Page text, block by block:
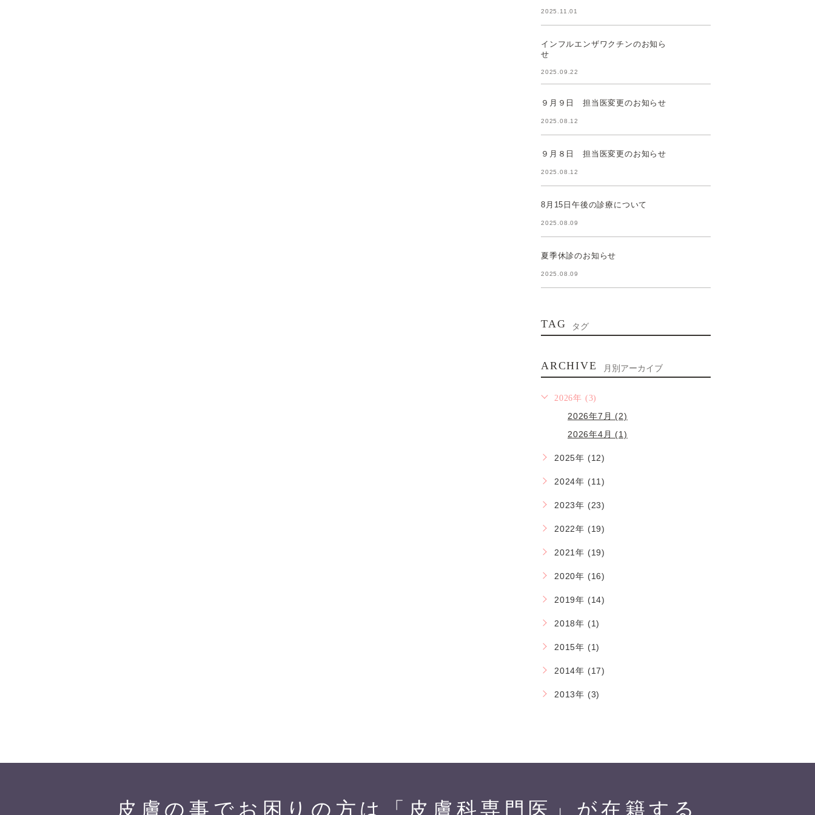
2025.11.01
インフルエンザワクチンのお知ら
せ
2025.09.22
９月９日 担当医変更のお知らせ
2025.08.12
９月８日 担当医変更のお知らせ
2025.08.12
8月15日午後の診療について
2025.08.09
夏季休診のお知らせ
2025.08.09
TAG タグ
ARCHIVE 月別アーカイブ
2026年 (3)
2026年7月 (2)
2026年4月 (1)
2025年 (12)
2024年 (11)
2023年 (23)
2022年 (19)
2021年 (19)
2020年 (16)
2019年 (14)
2018年 (1)
2015年 (1)
2014年 (17)
2013年 (3)
皮膚の事でお困りの方は「皮膚科専門医」が在籍する